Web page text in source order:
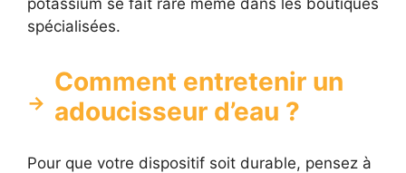
spécialisées.
Comment entretenir un
adoucisseur d’eau ?
Pour que votre dispositif soit durable, pensez à